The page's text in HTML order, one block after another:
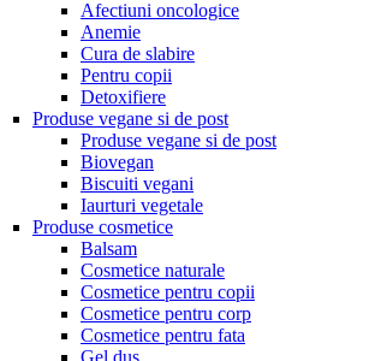
Afectiuni oncologice
Anemie
Cura de slabire
Pentru copii
Detoxifiere
Produse vegane si de post
Produse vegane si de post
Biovegan
Biscuiti vegani
Iaurturi vegetale
Produse cosmetice
Balsam
Cosmetice naturale
Cosmetice pentru copii
Cosmetice pentru corp
Cosmetice pentru fata
Gel dus